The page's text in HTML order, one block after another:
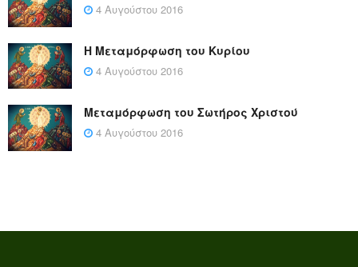
4 Αυγούστου 2016
Η Μεταμόρφωση του Κυρίου
4 Αυγούστου 2016
Μεταμόρφωση του Σωτήρος Χριστού
4 Αυγούστου 2016